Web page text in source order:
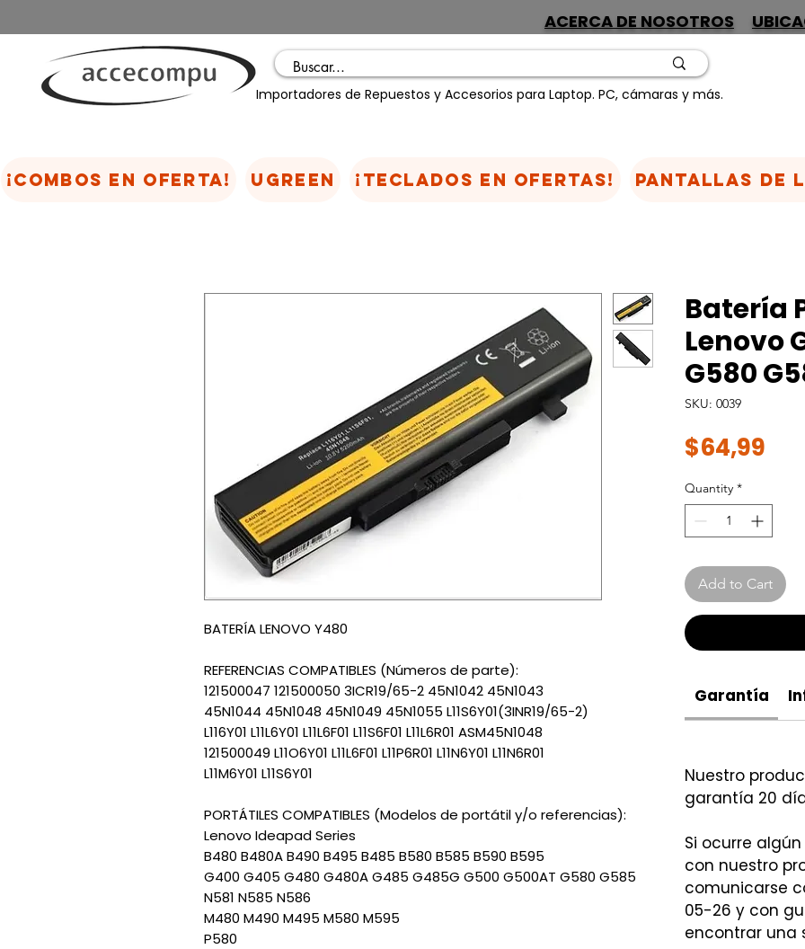
ACERCA DE NOSOTROS
Importadores de Repuestos y Accesorios para Laptop. PC, cámaras y más.
BATERÍA LENOVO Y480
REFERENCIAS COMPATIBLES (Números de parte):
121500047 121500050 3ICR19/65-2 45N1042 45N1043
45N1044 45N1048 45N1049 45N1055 L11S6Y01(3INR19/65-2)
L116Y01 L11L6Y01 L11L6F01 L11S6F01 L11L6R01 ASM45N1048
121500049 L11O6Y01 L11L6F01 L11P6R01 L11N6Y01 L11N6R01
L11M6Y01 L11S6Y01
PORTÁTILES COMPATIBLES (Modelos de portátil y/o referencias):
Lenovo Ideapad Series
B480 B480A B490 B495 B485 B580 B585 B590 B595
G400 G405 G480 G480A G485 G485G G500 G500AT G580 G585
N581 N585 N586
M480 M490 M495 M580 M595
P580
Batería
Lenovo
G580
SKU: 0039
$64,99
Quantity *
Add to Cart
Garantía
Nuestro
garantía 20
Si ocurre
con nuestro
comunicarse
05-26 y con
encontrar una
¡COMBOS EN OFERTA! UGREEN ¡TECLADOS EN OFERTAS! Pantallas de